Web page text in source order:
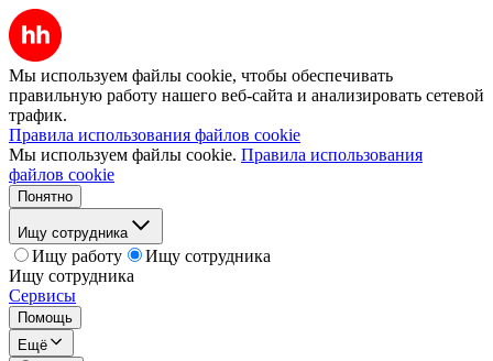
Мы используем файлы cookie, чтобы обеспечивать
правильную работу нашего веб-сайта и анализировать сетевой
трафик.
Правила использования файлов cookie
Мы используем файлы cookie. Правила использования
файлов cookie
Понятно
Ищу сотрудника
Ищу работу
Ищу сотрудника
Ищу сотрудника
Сервисы
Помощь
Ещё